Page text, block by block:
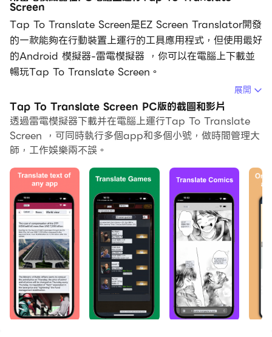
Screen
Tap To Translate Screen是EZ Screen Translator開發
的一款能夠在行動裝置上運行的工具應用程式，但使用最好
的Android 模擬器-雷電模擬器 ，你可以在電腦上下載並
暢玩Tap To Translate Screen。
在電腦上運行Tap To Translate Screen，您可以在大螢
幕上清晰地瀏覽, 而用滑鼠和鍵盤操控應用程式比用觸摸屏
鍵盤要快得多，同時你將永遠不必擔心設備的電量問題。
通過多開和同步功能，你甚至可以在PC上運行多個應用程
式和帳戶。
而文件互傳功能讓分享圖像、影片和文件也變得非常容易。
下載Tap To Translate Screen並在PC上運行。享受PC
端的大螢幕和高畫質畫質吧!
Tap Translate Screen - EZ Screen Translator is an
application that translates text directly on the
screen, translating text on any application with
just one tap.
展開
Tap To Translate Screen PC版的截圖和影片
透過雷電模擬器下載并在電腦上運行Tap To Translate
Screen ，可同時執行多個app和多個小號，做時間管理大
師，工作娛樂兩不誤。